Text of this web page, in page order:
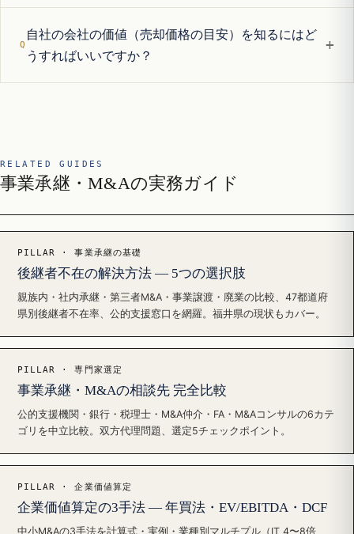
自社の会社の価値（売却価格の目安）を知るにはど
うすればいいですか？
+
RELATED GUIDES
事業承継・M&Aの実務ガイド
PILLAR · 事業承継の基礎
後継者不在の解決方法 — 5つの選択肢
親族内・社内承継・第三者M&A・事業譲渡・廃業の比較、47都道府
県別後継者不在率、公的支援窓口を網羅。福井県の現状もカバー。
PILLAR · 専門家選定
事業承継・M&Aの相談先 完全比較
公的支援機関・銀行・税理士・M&A仲介・FA・M&Aコンサルの6カテ
ゴリを中立比較。双方代理問題、選定5チェックポイント。
PILLAR · 企業価値算定
企業価値算定の3手法 — 年買法・EV/EBITDA・DCF
中小M&Aの3手法を計算式・実例・業種別マルチプル（IT 4〜8倍、